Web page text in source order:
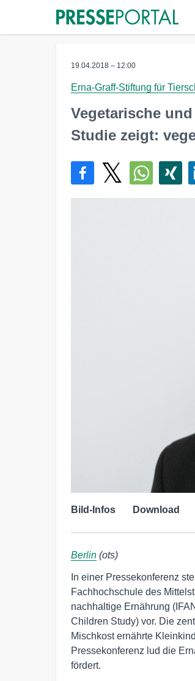
19.04.2018 – 12:00
Erna-Graff-Stiftung für
Vegetarische
Studie zeigt:
Bild-Infos Download
Berlin (ots)
In einer Pressekonferenz
Fachhochschule des
nachhaltige Ernährung
Children Study) vor. Die
Mischkost ernährte
Pressekonferenz lud die
fördert.